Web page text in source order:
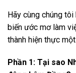
Hãy cùng chúng
biến ước mơ làm
thành hiện thực
Phần 1: Tại sao